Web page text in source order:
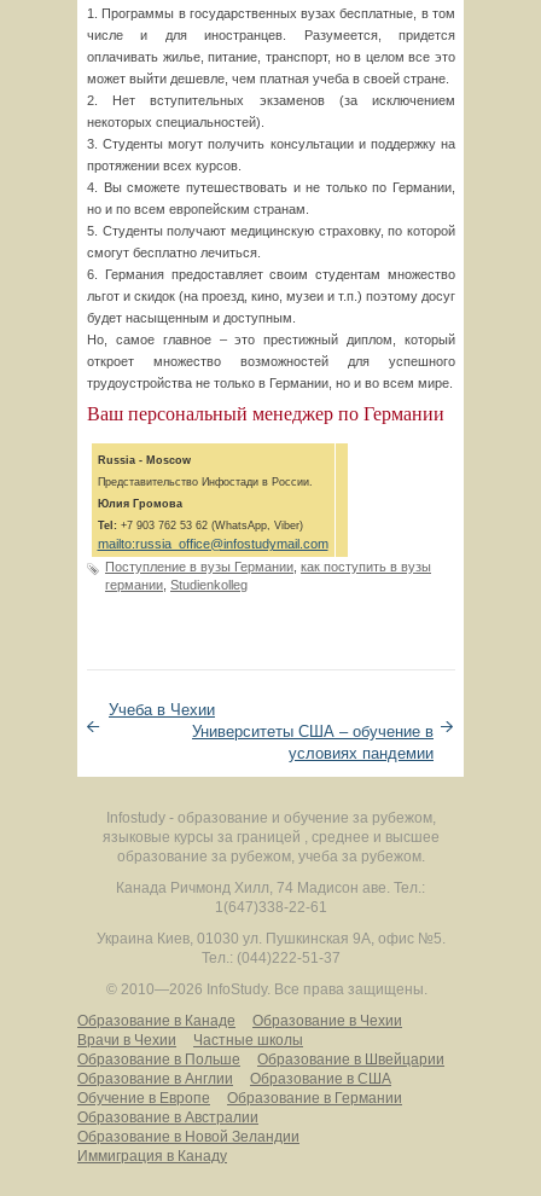
1. Программы в государственных вузах бесплатные, в том
числе и для иностранцев. Разумеется, придется
оплачивать жилье, питание, транспорт, но в целом все это
может выйти дешевле, чем платная учеба в своей стране.
2. Нет вступительных экзаменов (за исключением
некоторых специальностей).
3. Студенты могут получить консультации и поддержку на
протяжении всех курсов.
4. Вы сможете путешествовать и не только по Германии,
но и по всем европейским странам.
5. Студенты получают медицинскую страховку, по которой
смогут бесплатно лечиться.
6. Германия предоставляет своим студентам множество
льгот и скидок (на проезд, кино, музеи и т.п.) поэтому досуг
будет насыщенным и доступным.
Но, самое главное – это престижный диплом, который
откроет множество возможностей для успешного
трудоустройства не только в Германии, но и во всем мире.
Ваш персональный менеджер по Германии
Russia - Moscow
Представительство Инфостади в России.
Юлия Громова
Tel: +7 903 762 53 62 (WhatsApp, Viber)
mailto:russia_office@infostudymail.com
Поступление в вузы Германии как поступить в вузы
германии Studienkolleg
Учеба в Чехии
Университеты США – обучение в
условиях пандемии
Infostudy - образование и обучение за рубежом,
языковые курсы за границей , среднее и высшее
образование за рубежом, учеба за рубежом.
Канада Ричмонд Хилл, 74 Мадисон аве. Тел.:
1(647)338-22-61
Украина Киев, 01030 ул. Пушкинская 9А, офис №5.
Тел.: (044)222-51-37
© 2010—2026 InfoStudy. Все права защищены.
Образование в Канаде
Образование в Чехии
Врачи в Чехии
Частные школы
Образование в Польше
Образование в Швейцарии
Образование в Англии
Образование в США
Обучение в Европе
Образование в Германии
Образование в Австралии
Образование в Новой Зеландии
Иммиграция в Канаду